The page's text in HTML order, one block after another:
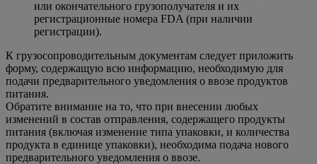
или окончательного грузополучателя и их
регистрационные номера FDA (при наличии
регистрации).
К грузосопроводительным документам следует приложить
форму, содержащую всю информацию, необходимую для
подачи предварительного уведомления о ввозе продуктов
питания.
Обратите внимание на то, что при внесении любых
изменений в состав отправления, содержащего продукты
питания (включая изменение типа упаковки, и количества
продукта в единице упаковки), необходима подача нового
предварительного уведомления о ввозе.